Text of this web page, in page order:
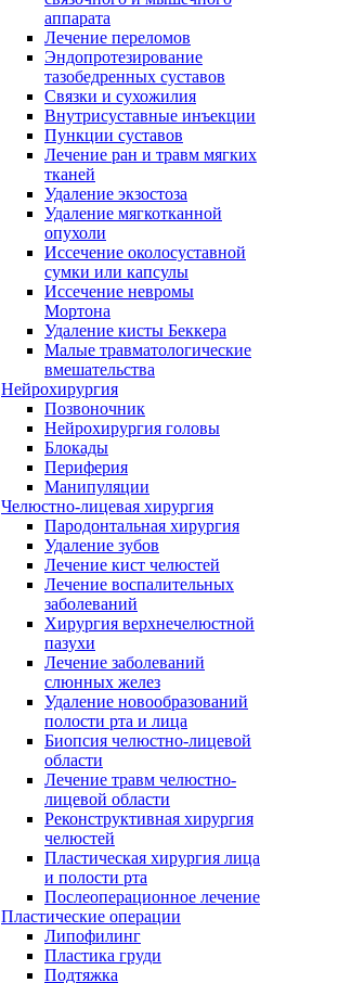
аппарата
Лечение переломов
Эндопротезирование
тазобедренных суставов
Связки и сухожилия
Внутрисуставные инъекции
Пункции суставов
Лечение ран и травм мягких
тканей
Удаление экзостоза
Удаление мягкотканной
опухоли
Иссечение околосуставной
сумки или капсулы
Иссечение невромы
Мортона
Удаление кисты Беккера
Малые травматологические
вмешательства
Нейрохирургия
Позвоночник
Нейрохирургия головы
Блокады
Периферия
Манипуляции
Челюстно-лицевая хирургия
Пародонтальная хирургия
Удаление зубов
Лечение кист челюстей
Лечение воспалительных
заболеваний
Хирургия верхнечелюстной
пазухи
Лечение заболеваний
слюнных желез
Удаление новообразований
полости рта и лица
Биопсия челюстно-лицевой
области
Лечение травм челюстно-
лицевой области
Реконструктивная хирургия
челюстей
Пластическая хирургия лица
и полости рта
Послеоперационное лечение
Пластические операции
Липофилинг
Пластика груди
Подтяжка